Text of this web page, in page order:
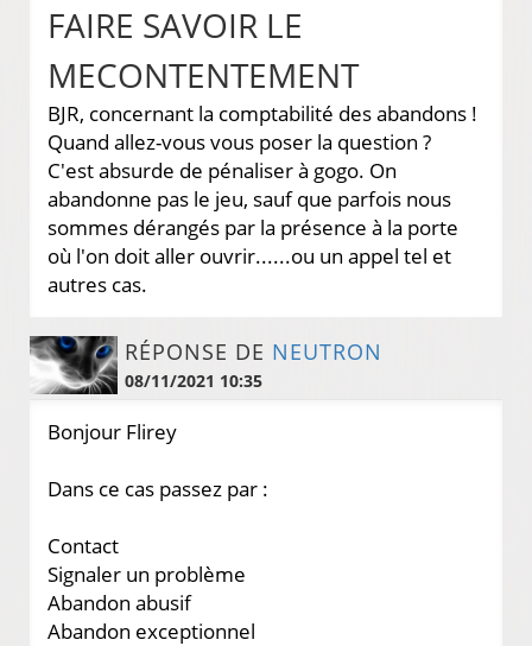
FAIRE SAVOIR LE
MECONTENTEMENT
BJR, concernant la comptabilité des abandons !
Quand allez-vous vous poser la question ?
C'est absurde de pénaliser à gogo. On
abandonne pas le jeu, sauf que parfois nous
sommes dérangés par la présence à la porte
où l'on doit aller ouvrir......ou un appel tel et
autres cas.
RÉPONSE DE NEUTRON
08/11/2021 10:35
Bonjour Flirey
Dans ce cas passez par :
Contact
Signaler un problème
Abandon abusif
Abandon exceptionnel